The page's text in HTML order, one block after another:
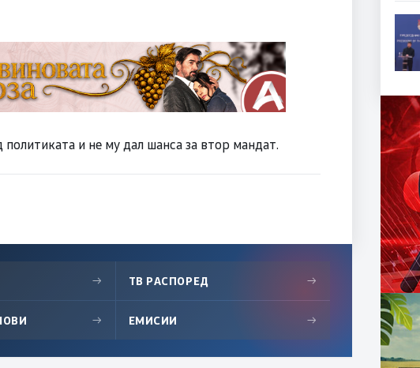
политиката и не му дал шанса за втор мандат.
→ ТВ РАСПОРЕД →
→ ЕМИСИИ →